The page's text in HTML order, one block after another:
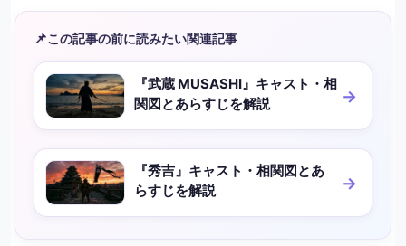
📌この記事の前に読みたい関連記事
『武蔵 MUSASHI』キャスト・相
関図とあらすじを解説
『秀吉』キャスト・相関図とあ
らすじを解説